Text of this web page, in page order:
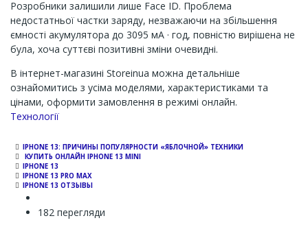
Розробники залишили лише Face ID. Проблема
недостатньої частки заряду, незважаючи на збільшення
ємності акумулятора до 3095 мА · год, повністю вирішена не
була, хоча суттєві позитивні зміни очевидні.
В інтернет-магазині Storeinua можна детальніше
ознайомитись з усіма моделями, характеристиками та
цінами, оформити замовлення в режимі онлайн.
Технології
IPHONE 13: ПРИЧИНЫ ПОПУЛЯРНОСТИ «ЯБЛОЧНОЙ» ТЕХНИКИ
КУПИТЬ ОНЛАЙН IPHONE 13 MINI
IPHONE 13
IPHONE 13 PRO MAX
IPHONE 13 ОТЗЫВЫ
182 перегляди